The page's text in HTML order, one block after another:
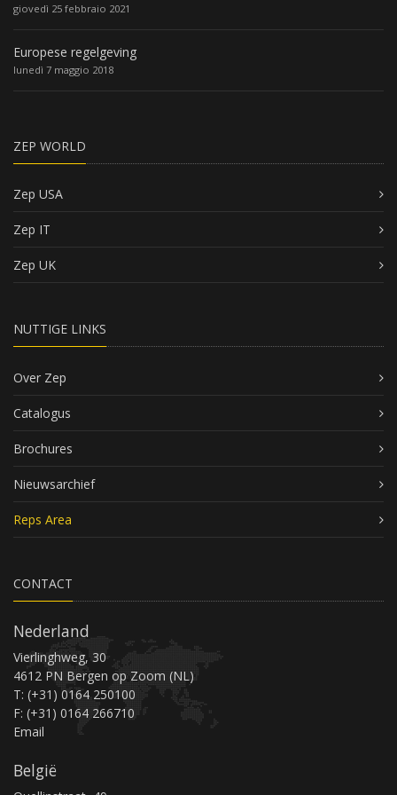
giovedì 25 febbraio 2021
Europese regelgeving
lunedì 7 maggio 2018
ZEP WORLD
Zep USA
Zep IT
Zep UK
NUTTIGE LINKS
Over Zep
Catalogus
Brochures
Nieuwsarchief
Reps Area
CONTACT
Nederland
Vierlinghweg, 30
4612 PN Bergen op Zoom (NL)
T: (+31) 0164 250100
F: (+31) 0164 266710
Email
België